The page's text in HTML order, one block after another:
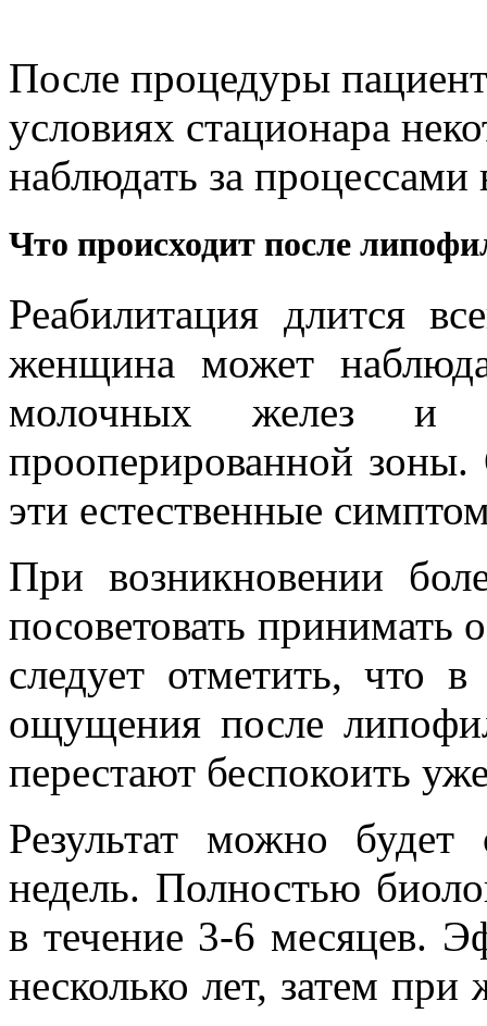
После процедуры
условиях стационара
наблюдать за процессами
Что происходит после
Реабилитация длится
женщина может
молочных желез и
прооперированной
эти естественные
При возникновении
посоветовать
следует отметить, что
ощущения после
перестают беспокоить
Результат можно будет
недель. Полностью
в течение 3-6 месяцев.
несколько лет, затем